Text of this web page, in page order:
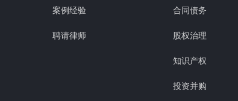
案例经验
聘请律师
合同债务
股权治理
知识产权
投资并购